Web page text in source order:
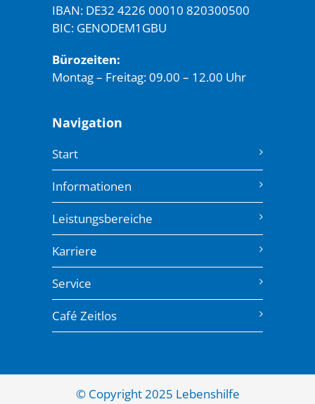
IBAN: DE32 4226 00010 820300500
BIC: GENODEM1GBU
Bürozeiten:
Montag – Freitag: 09.00 – 12.00 Uhr
Navigation
Start
Informationen
Leistungsbereiche
Karriere
Service
Café Zeitlos
© Copyright 2025 Lebenshilfe